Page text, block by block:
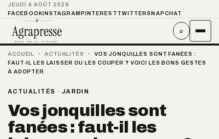
JEUDI 6 AOÛT 2026
FACEBOOKINSTAGRAMPINTEREST TWITTER SNAPCHAT
⌕
ACCUEIL › ACTUALITÉS ›
VOS JONQUILLES SONT FANÉES :
FAUT-IL LES LAISSER OU LES COUPER ? VOICI LES BONS GESTES
À ADOPTER
ACTUALITÉS · JARDIN
Vos jonquilles sont
fanées : faut-il les